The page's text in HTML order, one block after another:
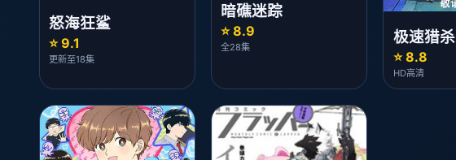
怒海狂鲨
⭐ 9.1
更新至18集
暗礁迷踪
⭐ 8.9
全28集
极速猎杀
⭐ 8.8
HD高清